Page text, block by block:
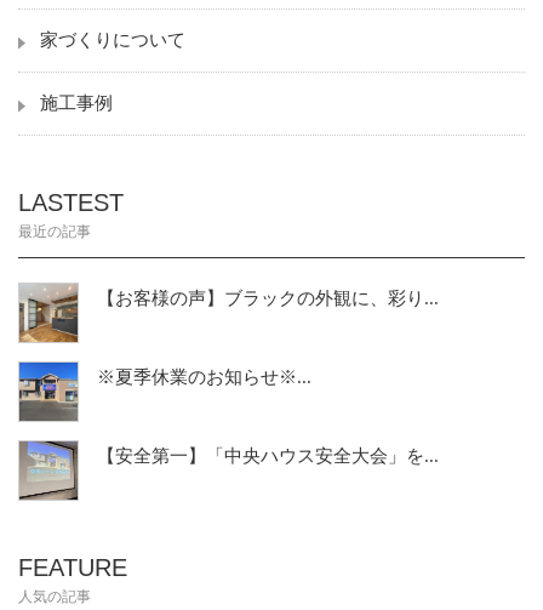
家づくりについて
施工事例
LASTEST
最近の記事
【お客様の声】ブラックの外観に、彩り...
※夏季休業のお知らせ※...
【安全第一】「中央ハウス安全大会」を...
FEATURE
人気の記事